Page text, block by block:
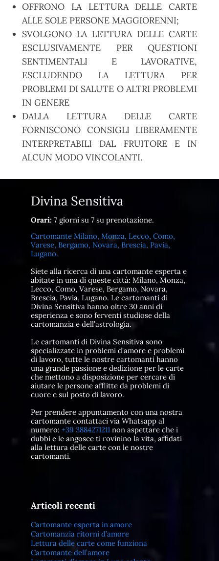
OFFRONO LA LETTURA DELLE CARTE
ALLE SOLE PERSONE MAGGIORENNI;
SVOLGONO LA LETTURA DELLE CARTE
ESCLUSIVAMENTE PER QUESTIONI
SENTIMENTALI E LAVORATIVE,
ESCLUDENDO LA LETTURA PER
PROBLEMI DI SALUTE O ALTRI PROBLEMI
IN GENERE
DALLA LETTURA DELLE CARTE
FORNISCONO CONSIGLI LIBERAMENTE
INTERPRETABILI DAL FRUITORE E IN
ALCUN MODO VINCOLANTI.
Divina Sensitiva
Orari: 7 giorni su 7 su prenotazione.
Cartomante Milano, Monza, Lecco, Como,
Varese, Bergamo, Novara, Brescia, Pavia,
Lugano.
Siete alla ricerca di una cartomante esperta e
abitate in una di queste città: Milano, Monza,
Lecco, Como, Varese, Bergamo, Novara,
Brescia, Pavia, Lugano. Le cartomanti di
Divina Sensitiva hanno oltre 30 anni di
esperienza e sono ferventi studiose della
cartomanzia e dell’astrologia.
Le cartomanti di Divina Sensitiva sono
specializzate in problemi d'amore e problemi
di lavoro, tutte le nostre cartomanti hanno
una grande passione e dedizione per le carte
che mettono a disposizione per cercare di
aiutare le persone afflitte da problemi di
cuore e sul posto di lavoro.
Per prendere appuntamento con una nostra
cartomante contattaci via Whatsapp al
numero: +39 3884271211non aspettare che i
dubbi e le angosce ti rovinino la vita, affidati
alla lettura delle carte con le nostre
cartomanti.
Articoli recenti
Cartomante esperta in amore
Cartomanzia ritorni d’amore
Lettura delle carte come funziona
Cartomante dell’amore